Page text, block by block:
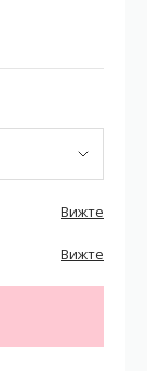
Вижте
Вижте